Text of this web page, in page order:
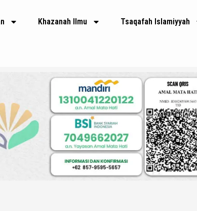
Khazanah Ilmu Tsaqafah Islamiyyah